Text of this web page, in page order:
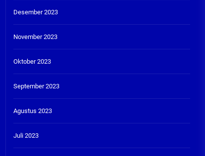
Desember 2023
November 2023
Oktober 2023
September 2023
Agustus 2023
Juli 2023